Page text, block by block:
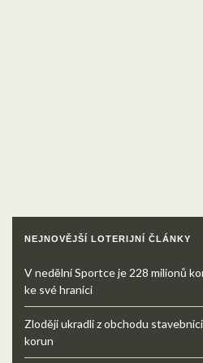
NEJNOVĚJŠÍ LOTERIJNÍ ČLÁNKY
V nedělní Sportce je 228 milionů
ke své hranici
Zloději ukradli z obchodu
korun